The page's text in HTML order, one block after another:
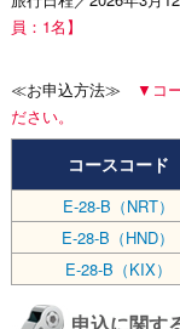
員：1名】
≪お申込方法≫
▼コ
ださい。
コースコード
E-28-B（NRT）
E-28-B（HND）
E-28-B（KIX）
申込に関す